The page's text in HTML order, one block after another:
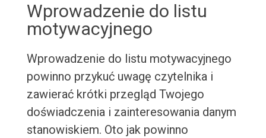
Wprowadzenie do listu
motywacyjnego
Wprowadzenie do listu motywacyjnego
powinno przykuć uwagę czytelnika i
zawierać krótki przegląd Twojego
doświadczenia i zainteresowania danym
stanowiskiem. Oto jak powinno